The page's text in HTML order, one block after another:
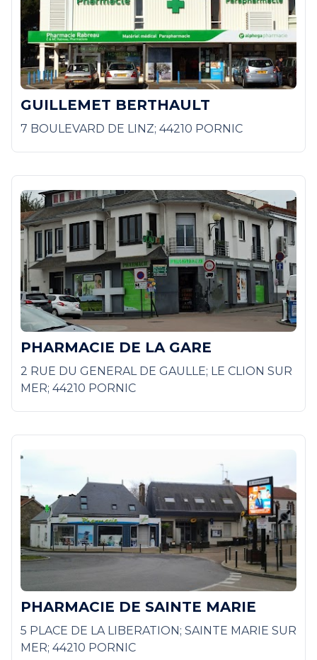
GUILLEMET BERTHAULT
7 BOULEVARD DE LINZ; 44210 PORNIC
PHARMACIE DE LA GARE
2 RUE DU GENERAL DE GAULLE; LE CLION SUR
MER; 44210 PORNIC
PHARMACIE DE SAINTE MARIE
5 PLACE DE LA LIBERATION; SAINTE MARIE SUR
MER; 44210 PORNIC